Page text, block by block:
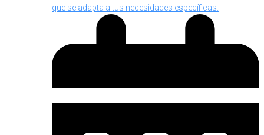
que se adapta a tus necesidades específicas.